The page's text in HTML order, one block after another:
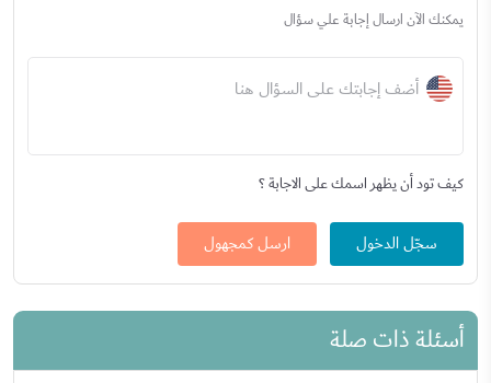
يمكنك الآن ارسال إجابة علي سؤال
أضف إجابتك على السؤال هنا
كيف تود أن يظهر اسمك على الاجابة ؟
سجّل الدخول ارسل كمجهول
أسئلة ذات صلة